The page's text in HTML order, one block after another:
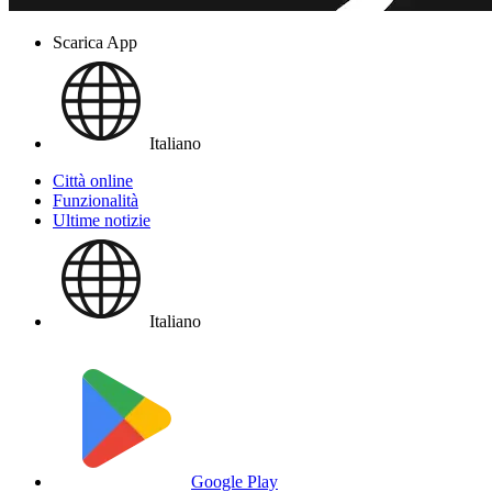
Scarica App
Italiano
Città online
Funzionalità
Ultime notizie
Italiano
Google Play